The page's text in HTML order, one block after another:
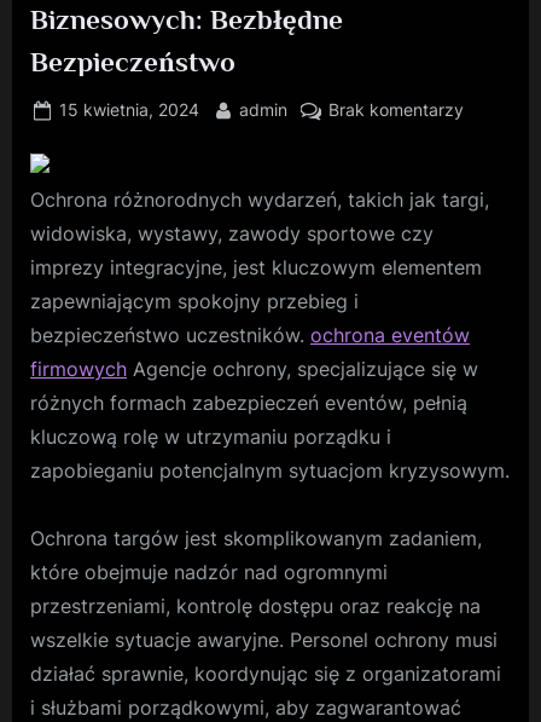
Biznesowych: Bezbłędne
Bezpieczeństwo
Posted
15 kwietnia, 2024 By
admin Brak komentarzydo
na
Ochrona różnorodnych wydarzeń, takich jak targi,
widowiska, wystawy, zawody sportowe czy
imprezy integracyjne, jest kluczowym elementem
zapewniającym spokojny przebieg i
bezpieczeństwo uczestników. ochrona eventów
firmowych Agencje ochrony, specjalizujące się w
różnych formach zabezpieczeń eventów, pełnią
kluczową rolę w utrzymaniu porządku i
zapobieganiu potencjalnym sytuacjom kryzysowym.
Ochrona targów jest skomplikowanym zadaniem,
które obejmuje nadzór nad ogromnymi
przestrzeniami, kontrolę dostępu oraz reakcję na
wszelkie sytuacje awaryjne. Personel ochrony musi
działać sprawnie, koordynując się z organizatorami
i służbami porządkowymi, aby zagwarantować